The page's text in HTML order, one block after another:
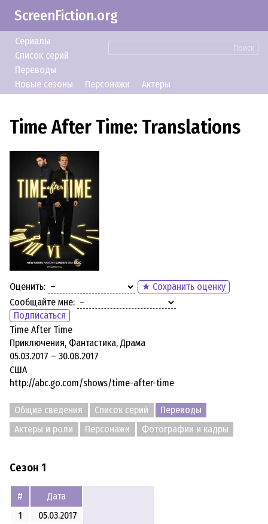
ScreenFiction.org
Поиск
Сериалы
Список серий
Переводы
Новые сезоны
Персонажи Актеры
Time After Time: Translations
Оценить:
★ Сохранить оценку
Сообщайте мне:
Подписаться
Time After Time
Приключения, Фантастика, Драма
05.03.2017 – 30.08.2017
США
http://abc.go.com/shows/time-after-time
Общие сведения Список серий
Переводы
Актеры и роли
Персонажи Фотографии и кадры
Сезон 1
# Дата
1
05.03.2017